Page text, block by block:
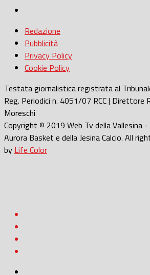
Redazione
Pubblicità
Privacy Policy
Cookie Policy
Testata giornalistica registrata al
Reg. Periodici n. 4051/07 RCC | Direttore
Moreschi
Copyright © 2019 Web Tv della Vallesina -
Aurora Basket e della Jesina Calcio. All
by Life Color